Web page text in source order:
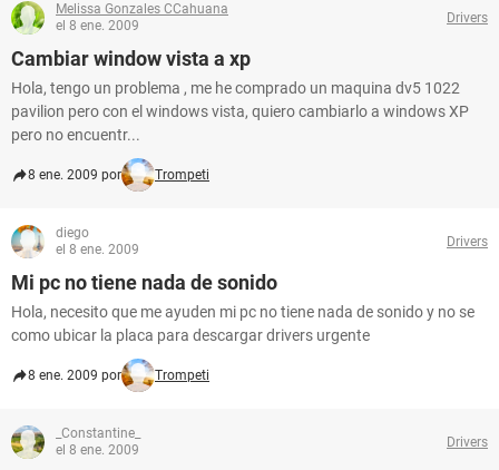
Melissa Gonzales CCahuana
el 8 ene. 2009
Drivers
Cambiar window vista a xp
Hola, tengo un problema , me he comprado un maquina dv5 1022
pavilion pero con el windows vista, quiero cambiarlo a windows XP
pero no encuentr...
8 ene. 2009 por Trompeti
diego
el 8 ene. 2009
Drivers
Mi pc no tiene nada de sonido
Hola, necesito que me ayuden mi pc no tiene nada de sonido y no se
como ubicar la placa para descargar drivers urgente
8 ene. 2009 por Trompeti
_Constantine_
el 8 ene. 2009
Drivers